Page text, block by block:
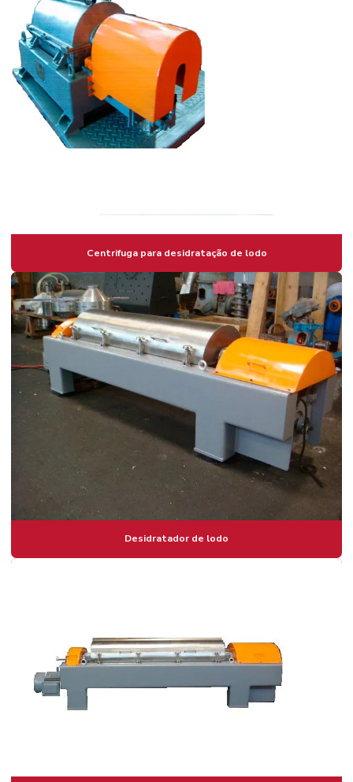
Desaguamento de lodo de eta
Desaguamento de lodo de ete
Desidratador de lodo
Fábrica de centrifugas
Manutenção preventiva centrifuga
Sistema de desidratação de lodo
Centrifuga para desidratação de lodo
Desidratador de lodo